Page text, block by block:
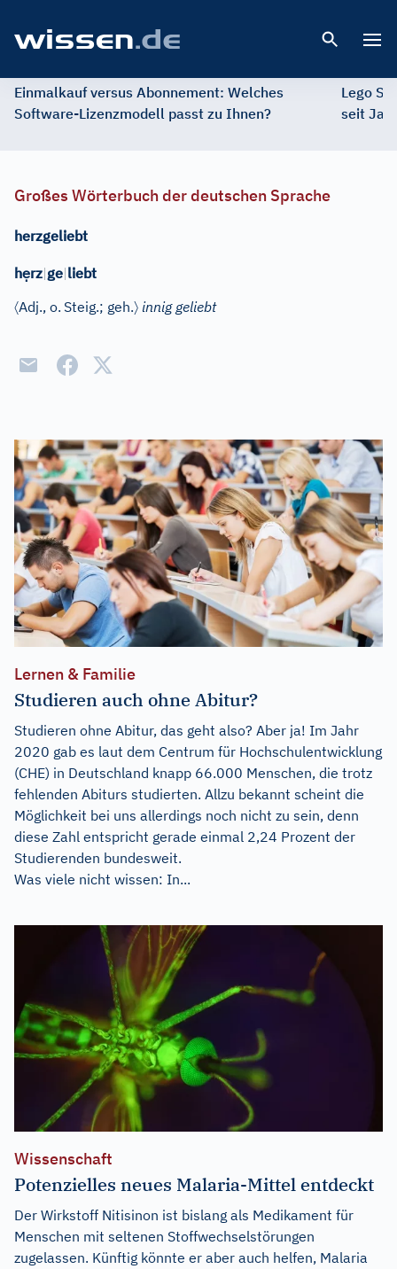
Einmalkauf versus Abonnement: Welches
Software-Lizenzmodell passt zu Ihnen?
Lego
seit
Großes Wörterbuch der deutschen Sprache
herzgeliebt
hẹrz|ge|liebt
〈Adj., o. Steig.; geh.〉 innig geliebt
Lernen & Familie
Studieren auch ohne Abitur?
Studieren ohne Abitur, das geht also? Aber ja! Im Jahr
2020 gab es laut dem Centrum für Hochschulentwicklung
(CHE) in Deutschland knapp 66.000 Menschen, die trotz
fehlenden Abiturs studierten. Allzu bekannt scheint die
Möglichkeit bei uns allerdings noch nicht zu sein, denn
diese Zahl entspricht gerade einmal 2,24 Prozent der
Studierenden bundesweit.
Was viele nicht wissen: In...
Wissenschaft
Potenzielles neues Malaria-Mittel entdeckt
Der Wirkstoff Nitisinon ist bislang als Medikament für
Menschen mit seltenen Stoffwechselstörungen
zugelassen. Künftig könnte er aber auch helfen, Malaria